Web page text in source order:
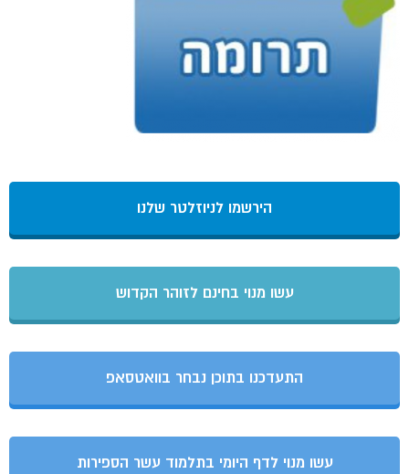
הירשמו לניוזלטר שלנו
עשו מנוי בחינם לזוהר הקדוש
התעדכנו בתוכן נבחר בוואטסאפ
עשו מנוי לדף היומי בתלמוד עשר הספירות